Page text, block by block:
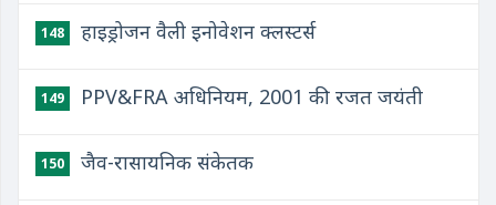
148 हाइड्रोजन वैली इनोवेशन क्लस्टर्स
149 PPV&FRA अधिनियम, 2001 की रजत जयंती
150 जैव-रासायनिक संकेतक